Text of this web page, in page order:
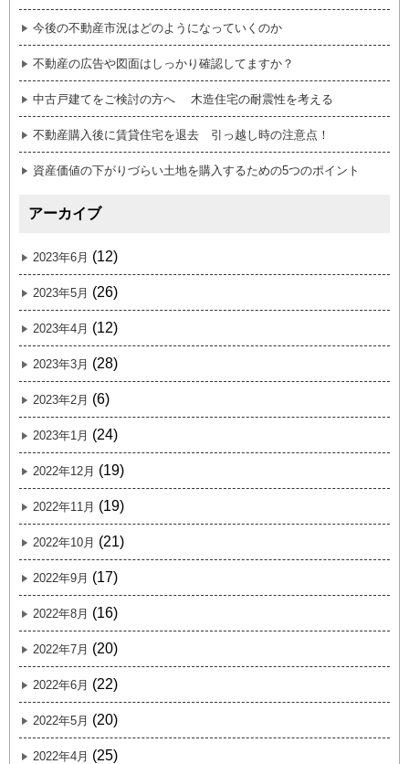
今後の不動産市況はどのようになっていくのか
不動産の広告や図面はしっかり確認してますか？
中古戸建てをご検討の方へ 木造住宅の耐震性を考える
不動産購入後に賃貸住宅を退去 引っ越し時の注意点！
資産価値の下がりづらい土地を購入するための5つのポイント
アーカイブ
2023年6月 (12)
2023年5月 (26)
2023年4月 (12)
2023年3月 (28)
2023年2月 (6)
2023年1月 (24)
2022年12月 (19)
2022年11月 (19)
2022年10月 (21)
2022年9月 (17)
2022年8月 (16)
2022年7月 (20)
2022年6月 (22)
2022年5月 (20)
2022年4月 (25)